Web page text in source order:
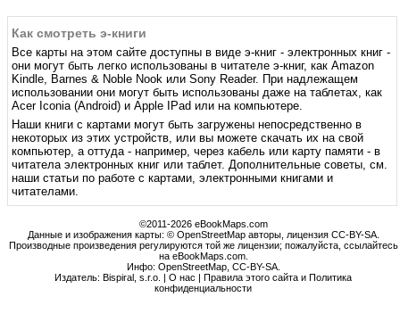
Как смотреть э-книги
Все карты на этом сайте доступны в виде э-книг - электронных книг -
они могут быть легко использованы в читателе э-книг, как Amazon
Kindle, Barnes & Noble Nook или Sony Reader. При надлежащем
использовании они могут быть использованы даже на таблетах, как
Acer Iconia (Android) и Apple IPad или на компьютере.
Наши книги с картами могут быть загружены непосредственно в
некоторых из этих устройств, или вы можете скачать их на свой
компьютер, а оттуда - например, через кабель или карту памяти - в
читатела электронных книг или таблет. Дополнительные советы, см.
наши статьи по работе с картами, электронными книгами и
читателами.
©2011-2026 eBookMaps.com
Данные и изображения карты: © OpenStreetMap авторы, лицензия CC-BY-SA.
Производные произведения регулируются той же лицензии; пожалуйста, ссылайтесь
на eBookMaps.com.
Инфо: OpenStreetMap, CC-BY-SA.
Издатель: Bispiral, s.r.o. |О нас |Правила этого сайта и Политика
конфиденциальности